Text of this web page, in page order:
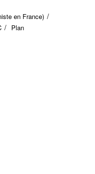
en France)
Plan